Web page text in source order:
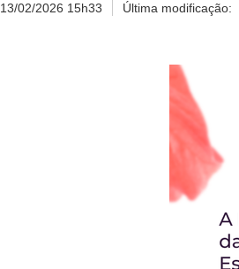
13/02/2026 15h33 Última modificação: